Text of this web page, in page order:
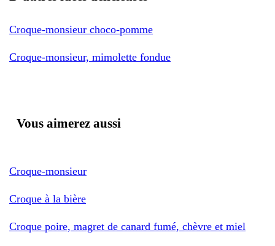
Croque-monsieur choco-pomme
Croque-monsieur, mimolette fondue
Vous aimerez aussi
Croque-monsieur
Croque à la bière
Croque poire, magret de canard fumé, chèvre et miel